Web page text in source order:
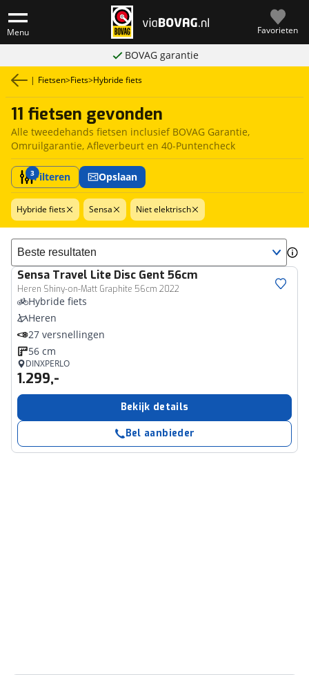
Menu Favorieten
BOVAG garantie
| Fietsen>Fiets>Hybride fiets
11 fietsen gevonden
Alle tweedehands fietsen inclusief BOVAG Garantie,
Omruilgarantie, Afleverbeurt en 40-Puntencheck
3Filteren Opslaan
Hybride fiets Sensa Niet elektrisch
Sorteer resultaten
Sensa Travel Lite Disc Gent 56cm
Heren Shiny-on-Matt Graphite 56cm 2022
Hybride fiets
Heren
27 versnellingen
56 cm
DINXPERLO
1.299,-
Bekijk details
Bel aanbieder